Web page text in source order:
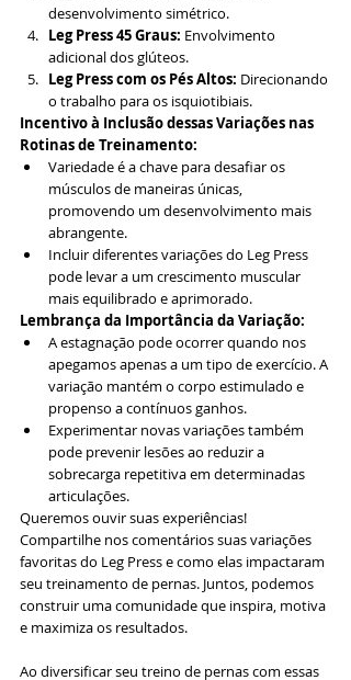
desenvolvimento simétrico.
Leg Press 45 Graus: Envolvimento
adicional dos glúteos.
Leg Press com os Pés Altos: Direcionando
o trabalho para os isquiotibiais.
Incentivo à Inclusão dessas Variações nas
Rotinas de Treinamento:
Variedade é a chave para desafiar os
músculos de maneiras únicas,
promovendo um desenvolvimento mais
abrangente.
Incluir diferentes variações do Leg Press
pode levar a um crescimento muscular
mais equilibrado e aprimorado.
Lembrança da Importância da Variação:
A estagnação pode ocorrer quando nos
apegamos apenas a um tipo de exercício. A
variação mantém o corpo estimulado e
propenso a contínuos ganhos.
Experimentar novas variações também
pode prevenir lesões ao reduzir a
sobrecarga repetitiva em determinadas
articulações.
Queremos ouvir suas experiências!
Compartilhe nos comentários suas variações
favoritas do Leg Press e como elas impactaram
seu treinamento de pernas. Juntos, podemos
construir uma comunidade que inspira, motiva
e maximiza os resultados.
Ao diversificar seu treino de pernas com essas